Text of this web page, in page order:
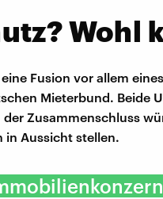
Wohl
Fusion vor allem
Mieterbund. Beide
Zusammenschluss
in Aussicht stellen.